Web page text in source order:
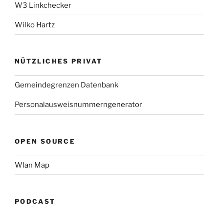
W3 Linkchecker
Wilko Hartz
NÜTZLICHES PRIVAT
Gemeindegrenzen Datenbank
Personalausweisnummerngenerator
OPEN SOURCE
Wlan Map
PODCAST